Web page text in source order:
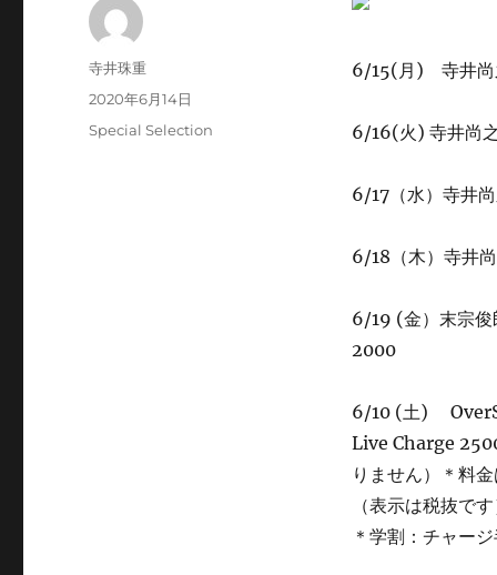
6/15(月) 寺井尚
6/16(火) 寺井尚
6/17（水）寺井
6/18（木）寺井
6/19 (金）末宗
2000
6/10 (土)
Live Charge
りません）＊料
（表示は税抜で
＊学割：チャー
投
寺井珠重
投
日:
2020年6月14日
カ
Special Selection